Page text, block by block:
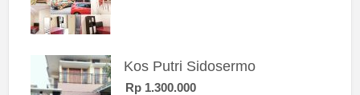
Kos Putri Sidosermo
Rp 1.300.000